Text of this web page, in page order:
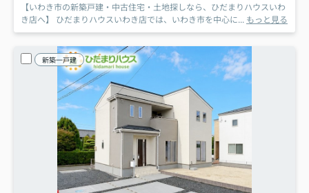
【いわき市の新築戸建・中古住宅・土地探しなら、ひだまりハウスいわ
き店へ】 ひだまりハウスいわき店では、いわき市を中心に... もっと見る
新築一戸建